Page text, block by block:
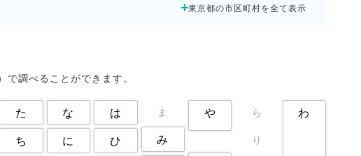
江戸川区
調布市
東京都の市区町村を全て表示
調べることができます。
た
ち
な
に
は
ひ
ま
み
や
ら
り
わ